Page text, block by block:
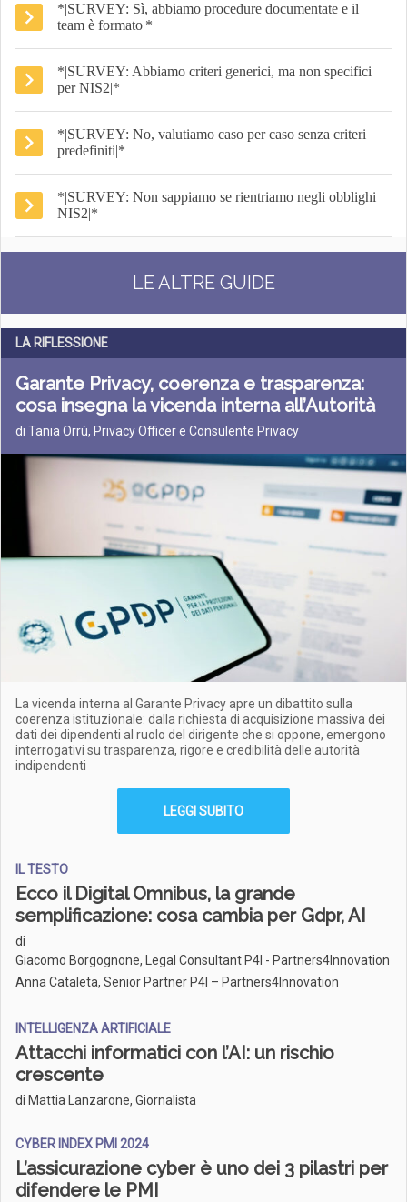
*|SURVEY: Sì, abbiamo procedure documentate e il
team è formato|*
*|SURVEY: Abbiamo criteri generici, ma non specifici
per NIS2|*
*|SURVEY: No, valutiamo caso per caso senza criteri
predefiniti|*
*|SURVEY: Non sappiamo se rientriamo negli obblighi
NIS2|*
LE ALTRE GUIDE
LA RIFLESSIONE
Garante Privacy, coerenza e trasparenza:
cosa insegna la vicenda interna all’Autorità
di Tania Orrù, Privacy Officer e Consulente Privacy
La vicenda interna al Garante Privacy apre un dibattito sulla
coerenza istituzionale: dalla richiesta di acquisizione massiva dei
dati dei dipendenti al ruolo del dirigente che si oppone, emergono
interrogativi su trasparenza, rigore e credibilità delle autorità
indipendenti
LEGGI SUBITO
IL TESTO
Ecco il Digital Omnibus, la grande
semplificazione: cosa cambia per Gdpr, AI
di
Giacomo Borgognone, Legal Consultant P4I - Partners4Innovation
Anna Cataleta, Senior Partner P4I – Partners4Innovation
INTELLIGENZA ARTIFICIALE
Attacchi informatici con l’AI: un rischio
crescente
di Mattia Lanzarone, Giornalista
CYBER INDEX PMI 2024
L’assicurazione cyber è uno dei 3 pilastri per
difendere le PMI